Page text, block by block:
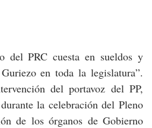
del PRC cuesta en sueldos y
en toda la legislatura”.
del portavoz del PP,
la celebración del Pleno
de los órganos de Gobierno